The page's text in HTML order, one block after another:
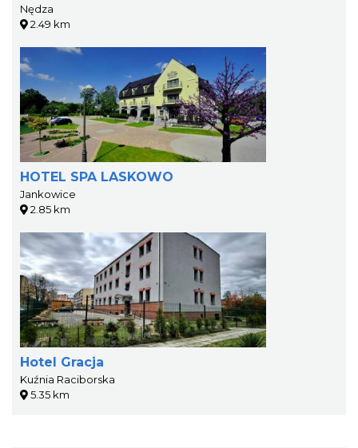
Nędza
2.49 km
HOTEL SPA LASKOWO
Jankowice
2.85 km
Hotel Gracja
Kuźnia Raciborska
5.35 km